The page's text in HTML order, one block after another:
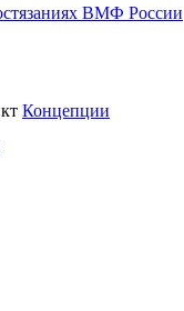
ВМФ России
Концепции